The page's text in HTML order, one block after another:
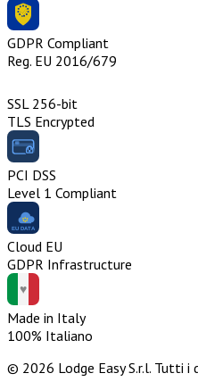
GDPR Compliant
Reg. EU 2016/679
SSL 256-bit
TLS Encrypted
PCI DSS
Level 1 Compliant
Cloud EU
GDPR Infrastructure
Made in Italy
100% Italiano
© 2026 Lodge Easy S.r.l. Tutti i